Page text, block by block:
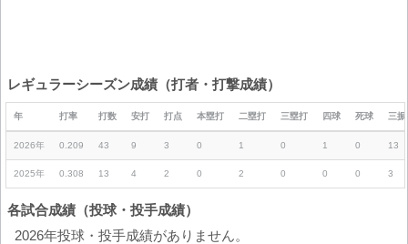
レギュラーシーズン成績（打者・打撃成績）
年 打率 打数 安打 打点 本塁打 二塁打 三塁打 四球 死球 三振
2026年 0.209 43 9 3 0 1 0 1 0 13
2025年 0.308 13 4 2 0 2 0 0 0 3
各試合成績（投球・投手成績）
2026年投球・投手成績がありません。